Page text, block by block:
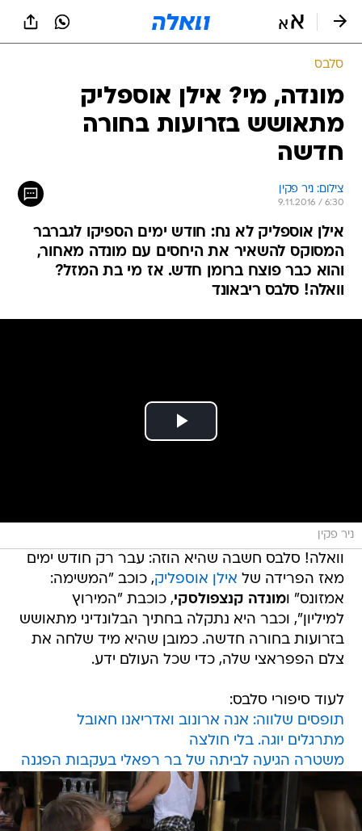
סלבס
מונדה, מי? אילן אוספליק
מתאושש בזרועות בחורה
חדשה
צילום: ניר פקין
9.11.2016 / 6:30
אילן אוספליק לא נח: חודש ימים הספיקו לגברבר
המסוקס להשאיר את היחסים עם מונדה מאחור,
והוא כבר פוצח ברומן חדש. אז מי בת המזל?
וואלה! סלבס ריבאונד
ניר פקין
וואלה! סלבס חשבה שהיא הוזה: עבר רק חודש ימים
מאז הפרידה של אילן אוספליק, כוכב "המשימה:
אמזונס" ומונדה קנצפולסקי, כוכבת "המירוץ
למיליון", וכבר היא נתקלה בחתיך הבלונדיני מתאושש
בזרועות בחורה חדשה. כמובן שהיא מיד שלחה את
צלם הפפראצי שלה, כדי שכל העולם ידע.
לעוד סיפורי סלבס:
תופסים שלווה: אנה ארונוב ואדריאנו חאובל
מתרגלים יוגה. בלי חולצה
משטרה הגיעה לביתה של בר רפאלי בעקבות הפגנה